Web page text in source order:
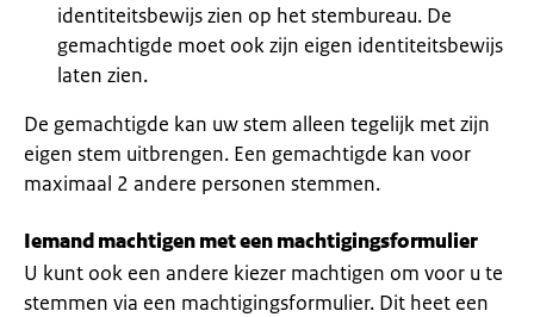
identiteitsbewijs zien op het stembureau. De
gemachtigde moet ook zijn eigen identiteitsbewijs
laten zien.
De gemachtigde kan uw stem alleen tegelijk met zijn
eigen stem uitbrengen. Een gemachtigde kan voor
maximaal 2 andere personen stemmen.
Iemand machtigen met een machtigingsformulier
U kunt ook een andere kiezer machtigen om voor u te
stemmen via een machtigingsformulier. Dit heet een